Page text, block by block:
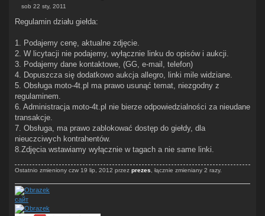
s
sob 22 sty, 2011
Regulamin działu giełda:
1. Podajemy cenę, aktualne zdjęcie.
2. W licytacji nie podajemy, wyłącznie linku do opisów i aukcji.
3. Podajemy dane kontaktowe, (GG, e-mail, telefon)
4. Dopuszcza się dodatkowo aukcja allegro, linki mile widziane.
5. Obsługa moto-4t.pl ma prawo usunąć temat, niezgodny z
regulaminem.
6. Administracja moto-4t.pl nie bierze odpowiedzialności za nieudane
transakcje.
7. Obsługa, ma prawo zablokować dostęp do giełdy, dla
nieuczciwych kontrahentów.
8.Zdjęcia wstawiamy wyłącznie w tagach a nie same linki.
Ostatnio zmieniony czw 19 lip, 2012 przez prezes , łącznie zmieniany 2 razy.
сайт